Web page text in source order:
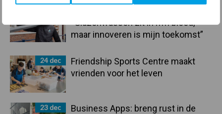
“Glazenwassen zit in m’n bloed,
maar innoveren is mijn toekomst”
24 dec
Friendship Sports Centre maakt
vrienden voor het leven
23 dec
Business Apps: breng rust in de